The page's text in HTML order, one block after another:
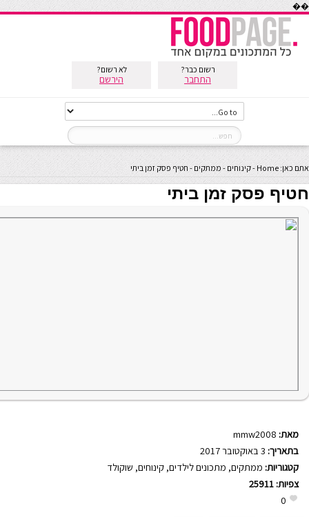
��
רשום כבר?
התחבר
לא רשום?
הירשם
אתם כאן: Home
-קינוחים - ממתקים - חטיף פסק זמן ביתי
חטיף פסק זמן ביתי
מאת: mmw2008
בתאריך:
קטגוריות: ממתקים, מתכונים לילדים, קינוחים, שוקולד
צפיות: 25911
0